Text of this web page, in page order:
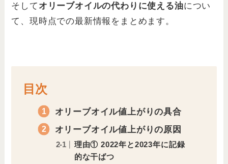
そして オリーブオイルの代わりに使える油につい
て、現時点での最新情報をまとめます。
目次
オリーブオイル値上がりの具合
オリーブオイル値上がりの原因
理由① 2022年と2023年に記録
的な干ばつ